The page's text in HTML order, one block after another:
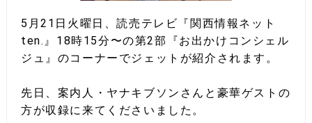
5月21日火曜日、読売テレビ『関西情報ネット
ten.』18時15分〜の第2部『お出かけコンシェル
ジュ』のコーナーでジェットが紹介されます。
先日、案内人・ヤナキブソンさんと豪華ゲストの
方が収録に来てくださいました。